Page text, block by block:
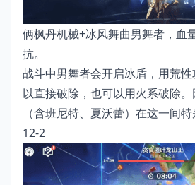
俩枫丹机械+冰风舞曲男舞者，血
抗。
战斗中男舞者会开启冰盾，用荒
以直接破除，也可以用火系破除
（含班尼特、夏沃蕾）在这一间特
12-2